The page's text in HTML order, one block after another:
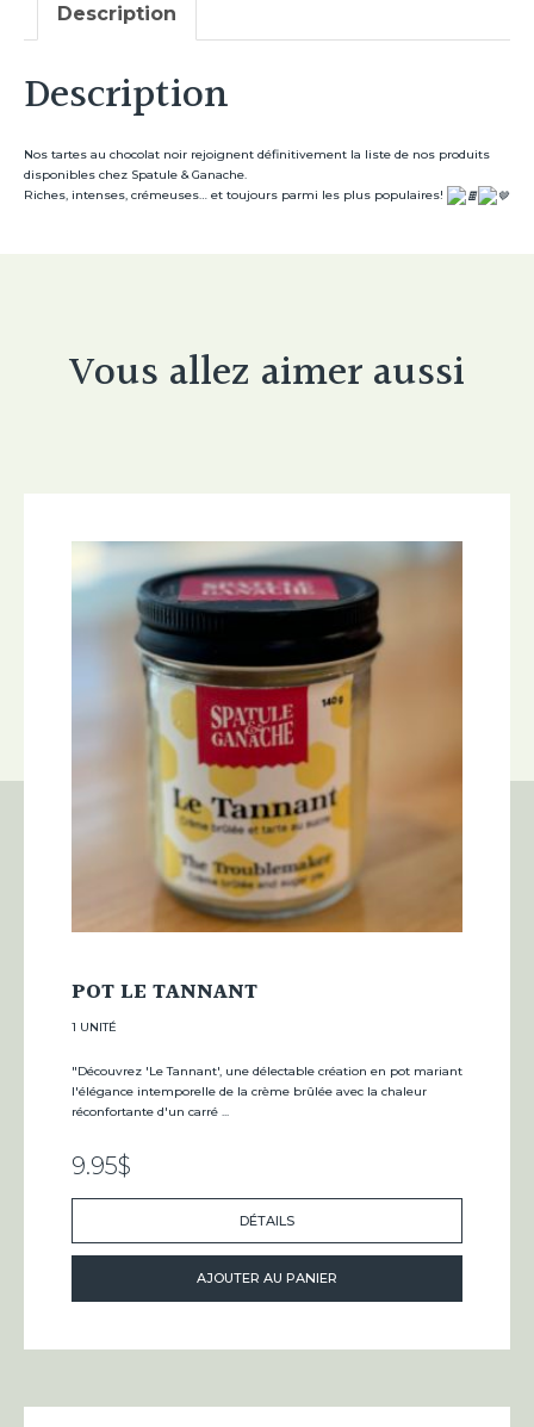
Description
Description
Nos tartes au chocolat noir rejoignent définitivement la liste de nos produits
disponibles chez Spatule & Ganache.
Riches, intenses, crémeuses… et toujours parmi les plus populaires!
Vous allez aimer aussi
POT LE TANNANT
1 UNITÉ
"Découvrez 'Le Tannant', une délectable création en pot mariant
l'élégance intemporelle de la crème brûlée avec la chaleur
réconfortante d'un carré ...
9.95$
DÉTAILS
AJOUTER AU PANIER